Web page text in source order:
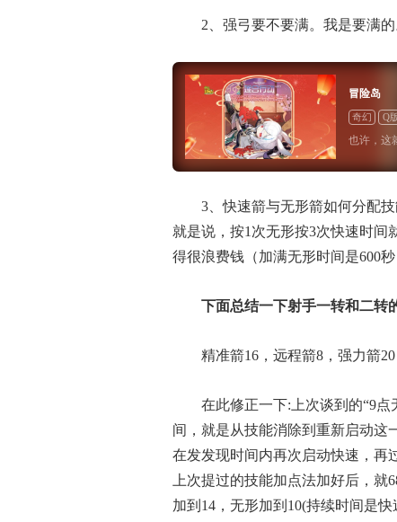
2、强弓要不要满。我是要满
冒险岛
奇幻 Q
也许，这
3、快速箭与无形箭如何分配
就是说，按1次无形按3次快速时
得很浪费钱（加满无形时间是600
下面总结一下射手一转和二转
精准箭16，远程箭8，强力箭
在此修正一下:上次谈到的“9
间，就是从技能消除到重新启动这
在发发现时间内再次启动快速，再
上次提过的技能加点法加好后，
加到14，无形加到10(持续时间是